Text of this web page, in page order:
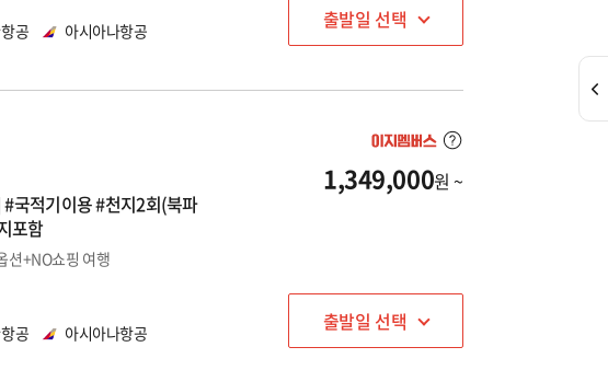
공 아시아나항공 출발일 선택
국적기이용 #천지2회(북파
포함
션+NO쇼핑 여행
공 아시아나항공
1,349,000원 ~
출발일 선택